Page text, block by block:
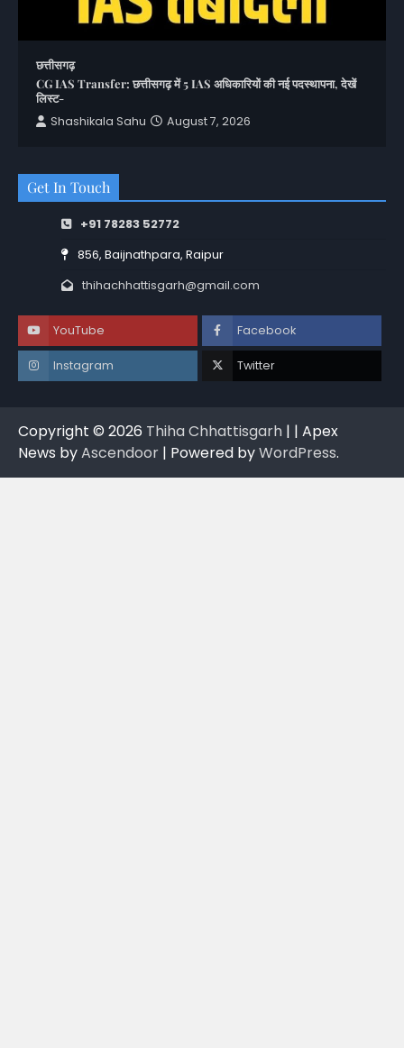
छत्तीसगढ़
CG IAS Transfer: छत्तीसगढ़ में 5 IAS अधिकारियों की नई पदस्थापना, देखें
लिस्ट-
Shashikala Sahu
August 7, 2026
Get In Touch
+91 78283 52772
856, Baijnathpara, Raipur
thihachhattisgarh@gmail.com
YouTube Facebook
Instagram Twitter
Copyright © 2026 Thiha Chhattisgarh | | Apex
News byAscendoor | Powered byWordPress.